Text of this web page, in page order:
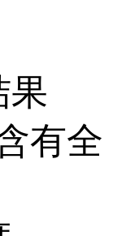
果
有全